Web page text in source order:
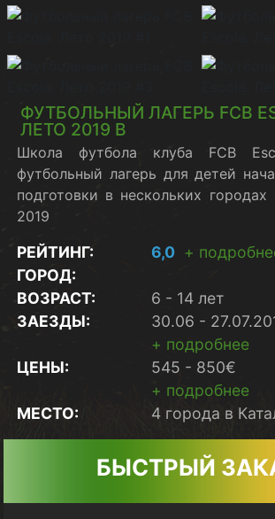
ФУТБОЛЬНЫЙ ЛАГЕРЬ FCB
ЛЕТО 2019 В
Школа футбола клуба FCB
футбольный лагерь для детей
подготовки в нескольких
2019
РЕЙТИНГ: 6,0 +
ГОРОД:
ВОЗРАСТ:
6 - 14 лет
ЗАЕЗДЫ:
30.06 -
+ подробнее
ЦЕНЫ:
545 - 850€
+ подробнее
МЕСТО:
4 города в
БЫСТРЫЙ